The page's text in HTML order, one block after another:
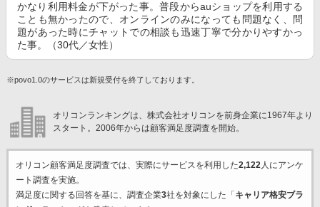
かなり利用料金が下がった事。普段からauショップを利用する
ことも無かったので、オンラインのみになっても問題なく、問
題があった時にチャットでの相談も迅速丁寧で分かりやすかっ
た事。（30代／女性）
※povo1.0のサービスは新規受付を終了しております。
オリコンランキングは、株式会社オリコンを前身企業に1967年より
スタート。2006年からは顧客満足度調査を開始。
オリコン顧客満足度調査では、実際にサービスを利用した2,122人にアンケ
ート調査を実施。
満足度に関する回答を基に、調査企業3社を対象にした「 キャリア格安ブラ